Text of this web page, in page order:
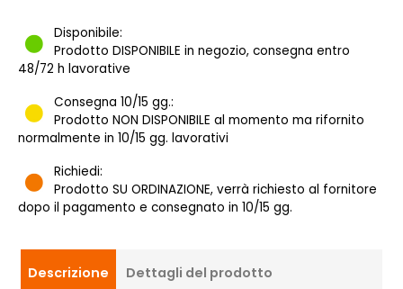
Disponibile:
Prodotto DISPONIBILE in negozio, consegna entro
48/72 h lavorative
Consegna 10/15 gg.:
Prodotto NON DISPONIBILE al momento ma rifornito
normalmente in 10/15 gg. lavorativi
Richiedi:
Prodotto SU ORDINAZIONE, verrà richiesto al fornitore
dopo il pagamento e consegnato in 10/15 gg.
Descrizione Dettagli del prodotto